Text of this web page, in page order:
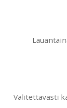
Valitettavasti